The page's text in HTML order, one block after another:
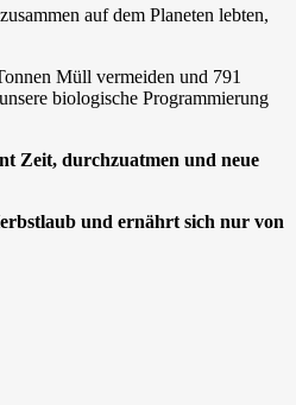
auf dem Planeten lebten,
Müll vermeiden und 791
biologische Programmierung
Zeit, durchzuatmen und neue
und ernährt sich nur von